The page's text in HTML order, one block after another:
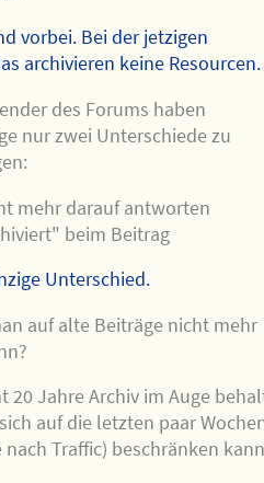
vorbei. Bei der jetzigen
archivieren keine Resourcen.
des Forums haben
nur zwei Unterschiede zu
mehr darauf antworten
beim Beitrag
Unterschied.
auf alte Beiträge nicht mehr
20 Jahre Archiv im Auge
auf die letzten paar
Traffic) beschränken